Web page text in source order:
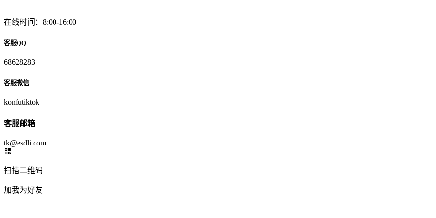
在线时间：8:00-16:00
客服QQ
68628283
客服微信
konfutiktok
客服邮箱
tk@esdli.com
扫描二维码
加我为好友